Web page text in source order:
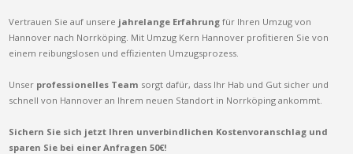
Vertrauen Sie auf unsere jahrelange Erfahrung für Ihren Umzug von
Hannover nach Norrköping. Mit Umzug Kern Hannover profitieren Sie von
einem reibungslosen und effizienten Umzugsprozess.
Unser professionelles Team sorgt dafür, dass Ihr Hab und Gut sicher und
schnell von Hannover an Ihrem neuen Standort in Norrköping ankommt.
Sichern Sie sich jetzt Ihren unverbindlichen Kostenvoranschlag und
sparen Sie bei einer Anfragen 50€!